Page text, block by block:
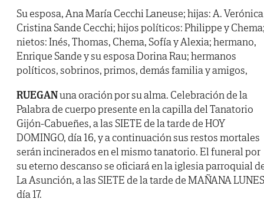
Su esposa, Ana María Cecchi Laneuse; hijas: A.
Cristina Sande Cecchi; hijos políticos: Philippe y
nietos: Inés, Thomas, Chema, Sofía y Alexia; hermano,
Enrique Sande y su esposa Dorina Rau; hermanos
políticos, sobrinos, primos, demás familia y amigos,
RUEGANuna oración por su alma. Celebración de la
Palabra de cuerpo presente en la capilla del Tanatorio
Gijón-Cabueñes, a las SIETE de la tarde de HOY
DOMINGO, día 16, y a continuación sus restos mortales
serán incinerados en el mismo tanatorio. El funeral por
su eterno descanso se oficiará en la iglesia parroquial
La Asunción, a las SIETE de la tarde de MAÑANA
día 17.